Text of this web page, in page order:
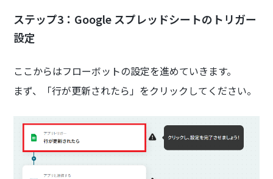
ステップ3：Google スプレッドシートのトリガー
設定
ここからはフローボットの設定を進めていきます。
まず、「行が更新されたら」をクリックしてください。